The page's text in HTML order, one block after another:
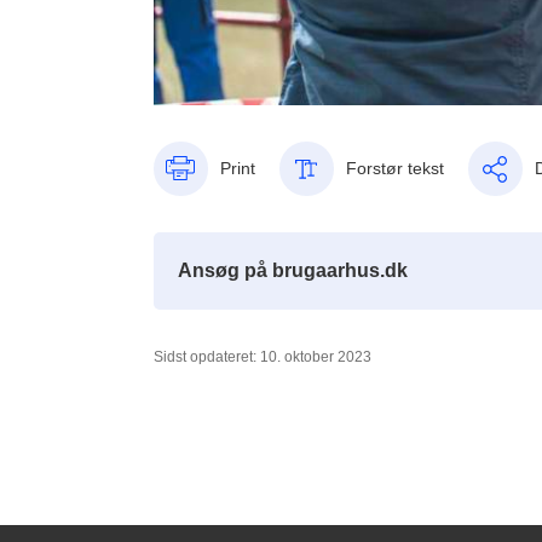
Print Forstør tekst
Ansøg på brugaarhus.dk
Sidst opdateret: 10. oktober 2023